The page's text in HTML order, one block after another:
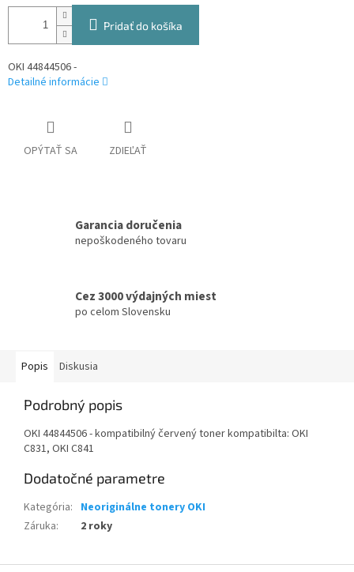
Pridať do košíka
OKI 44844506 -
Detailné informácie
OPÝTAŤ SA ZDIEĽAŤ
Garancia doručenia
nepoškodeného tovaru
Cez 3000 výdajných miest
po celom Slovensku
Popis Diskusia
Podrobný popis
OKI 44844506 - kompatibilný červený toner kompatibilta: OKI
C831, OKI C841
Dodatočné parametre
Kategória: Neoriginálne tonery OKI
Záruka: 2 roky